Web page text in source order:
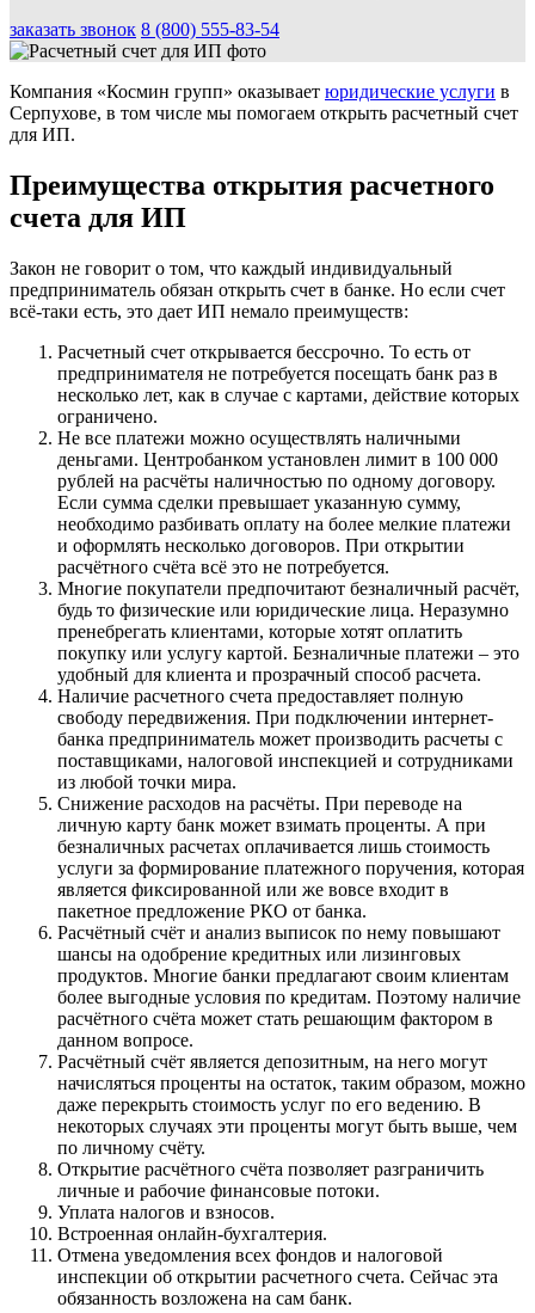
заказать звонок 8 (800) 555-83-54
Компания «Космин групп» оказывает юридические услуги в
Серпухове, в том числе мы помогаем открыть расчетный счет
для ИП.
Преимущества открытия расчетного
счета для ИП
Закон не говорит о том, что каждый индивидуальный
предприниматель обязан открыть счет в банке. Но если счет
всё-таки есть, это дает ИП немало преимуществ:
Расчетный счет открывается бессрочно. То есть от
предпринимателя не потребуется посещать банк раз в
несколько лет, как в случае с картами, действие которых
ограничено.
Не все платежи можно осуществлять наличными
деньгами. Центробанком установлен лимит в 100 000
рублей на расчёты наличностью по одному договору.
Если сумма сделки превышает указанную сумму,
необходимо разбивать оплату на более мелкие платежи
и оформлять несколько договоров. При открытии
расчётного счёта всё это не потребуется.
Многие покупатели предпочитают безналичный расчёт,
будь то физические или юридические лица. Неразумно
пренебрегать клиентами, которые хотят оплатить
покупку или услугу картой. Безналичные платежи – это
удобный для клиента и прозрачный способ расчета.
Наличие расчетного счета предоставляет полную
свободу передвижения. При подключении интернет-
банка предприниматель может производить расчеты с
поставщиками, налоговой инспекцией и сотрудниками
из любой точки мира.
Снижение расходов на расчёты. При переводе на
личную карту банк может взимать проценты. А при
безналичных расчетах оплачивается лишь стоимость
услуги за формирование платежного поручения, которая
является фиксированной или же вовсе входит в
пакетное предложение РКО от банка.
Расчётный счёт и анализ выписок по нему повышают
шансы на одобрение кредитных или лизинговых
продуктов. Многие банки предлагают своим клиентам
более выгодные условия по кредитам. Поэтому наличие
расчётного счёта может стать решающим фактором в
данном вопросе.
Расчётный счёт является депозитным, на него могут
начисляться проценты на остаток, таким образом, можно
даже перекрыть стоимость услуг по его ведению. В
некоторых случаях эти проценты могут быть выше, чем
по личному счёту.
Открытие расчётного счёта позволяет разграничить
личные и рабочие финансовые потоки.
Уплата налогов и взносов.
Встроенная онлайн-бухгалтерия.
Отмена уведомления всех фондов и налоговой
инспекции об открытии расчетного счета. Сейчас эта
обязанность возложена на сам банк.